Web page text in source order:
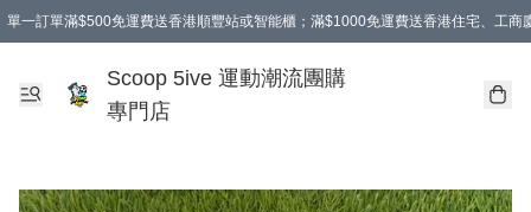
單一訂單滿$500免運費送香港順豐站或智能櫃；滿$1000免運費送香港住宅、工商
Scoop 5ive 運動潮流團購
專門店